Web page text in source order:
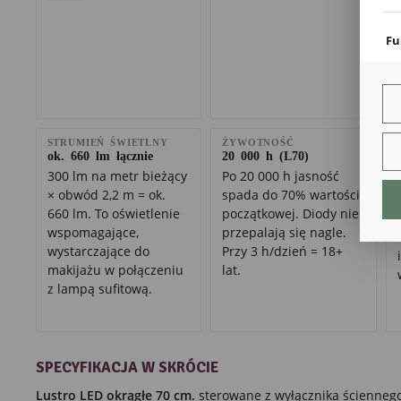
STRUMIEŃ ŚWIETLNY
ok. 660 lm łącznie
300 lm na metr bieżący
× obwód 2,2 m = ok.
660 lm. To oświetlenie
wspomagające,
wystarczające do
makijażu w połączeniu
z lampą sufitową.
ŻYWOTNOŚĆ
20 000 h (L70)
Po 20 000 h jasność
spada do 70% wartości
początkowej. Diody nie
przepalają się nagle.
Przy 3 h/dzień = 18+
lat.
SPECYFIKACJA W SKRÓCIE
Lustro LED okrągłe 70 cm. sterowane z wyłącznika